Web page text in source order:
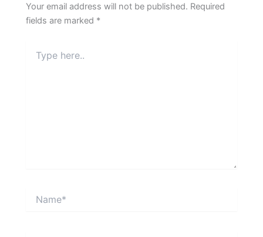
Your email address will not be published. Required
fields are marked *
here..